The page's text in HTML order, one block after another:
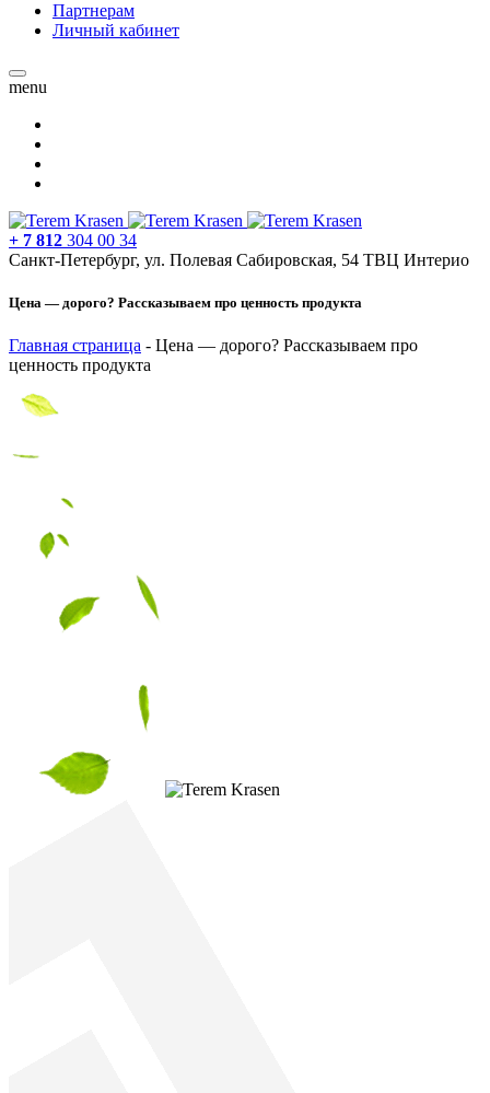
Партнерам
Личный кабинет
menu
+ 7 812 304 00 34
Санкт-Петербург, ул. Полевая Сабировская, 54 ТВЦ Интерио
Цена — дорого? Рассказываем про ценность продукта
Главная страница - Цена — дорого? Рассказываем про
ценность продукта